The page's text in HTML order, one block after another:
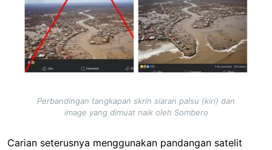
Perbandingan tangkapan skrin siaran palsu (kiri) dan
image yang dimuat naik oleh Sombero
Carian seterusnya menggunakan pandangan satelit